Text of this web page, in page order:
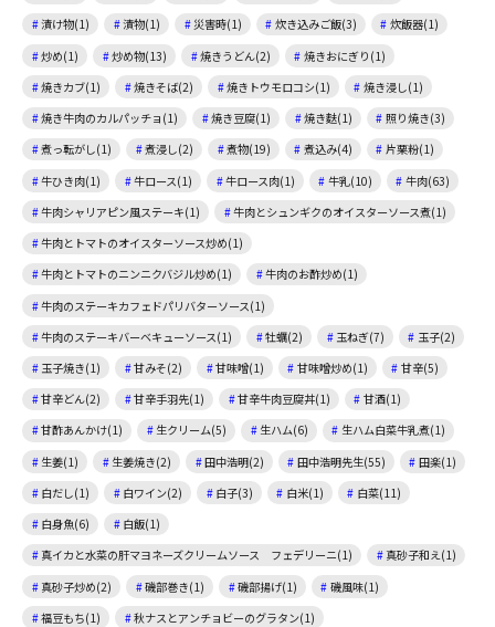
漬け物(1)
漬物(1) 災害時(1) 炊き込みご飯(3)
炊飯器(1)
炒め(1)
炒め物(13) 焼きうどん(2)
焼きおにぎり(1)
焼きカブ(1)
焼きそば(2) 焼きトウモロコシ(1)
焼き浸し(1)
焼き牛肉のカルパッチョ(1)
焼き豆腐(1) 焼き麩(1)
照り焼き(3)
煮っ転がし(1)
煮浸し(2) 煮物(19) 煮込み(4)
片栗粉(1)
牛ひき肉(1)
牛ロース(1) 牛ロース肉(1) 牛乳(10)
牛肉(63)
牛肉シャリアピン風ステーキ(1)
牛肉とシュンギクのオイスターソース煮(1)
牛肉とトマトのオイスターソース炒め(1)
牛肉とトマトのニンニクバジル炒め(1)
牛肉のお酢炒め(1)
牛肉のステーキカフェドパリバターソース(1)
牛肉のステーキバーベキューソース(1)
牡蠣(2) 玉ねぎ(7)
玉子(2)
玉子焼き(1)
甘みそ(2) 甘味噌(1) 甘味噌炒め(1)
甘辛(5)
甘辛どん(2)
甘辛手羽先(1) 甘辛牛肉豆腐丼(1)
甘酒(1)
甘酢あんかけ(1)
生クリーム(5) 生ハム(6)
生ハム白菜牛乳煮(1)
生姜(1)
生姜焼き(2) 田中浩明(2) 田中浩明先生(55)
田楽(1)
白だし(1)
白ワイン(2) 白子(3) 白米(1)
白菜(11)
白身魚(6)
白飯(1)
真イカと水菜の肝マヨネーズクリームソース フェデリーニ(1)
真砂子和え(1)
真砂子炒め(2)
磯部巻き(1) 磯部揚げ(1)
磯風味(1)
福豆もち(1)
秋ナスとアンチョビーのグラタン(1)